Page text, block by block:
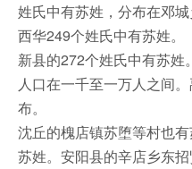
姓氏中有苏姓，分布在邓城
西华249个姓氏中有苏姓。
新县的272个姓氏中有苏姓
人口在一千至一万人之间
布。
沈丘的槐店镇苏堕等村也
苏姓。安阳县的辛店乡东